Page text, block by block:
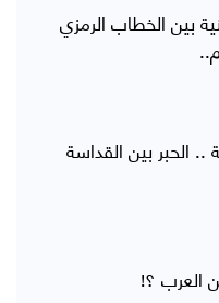
بين الخطاب الرمزي
الحبر بين القداسة
العرب ؟!